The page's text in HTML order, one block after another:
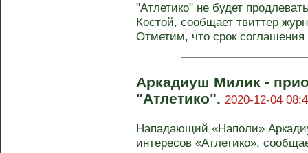
"Атлетико" не будет
Костой, сообщает твиттер
Отметим, что срок соглашения
Аркадиуш Милик -
"Атлетико". 2020-12-04
Нападающий «Наполи»
интересов «Атлетико»,